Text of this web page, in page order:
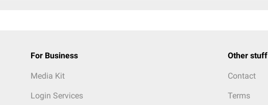
For Business
Media Kit
Login Services
Other stuff
Contact
Terms